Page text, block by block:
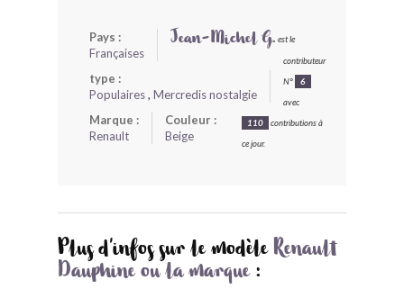
Pays :
Françaises
type :
Populaires, Mercredis nostalgie
Marque :
Renault
Couleur :
Beige
Jean-Michel G. est le
contributeur
N° 6
avec
110 contributions à
ce jour.
Plus d'infos sur le modèle Renault
Dauphine ou la marque: